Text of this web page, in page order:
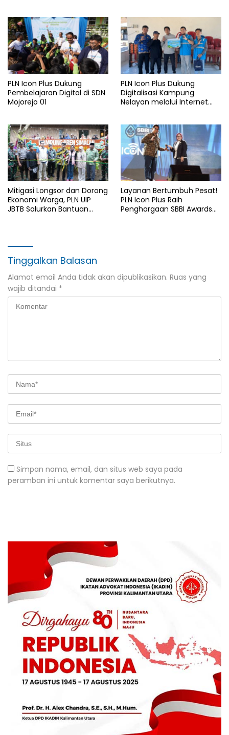
PLN Icon Plus Dukung
Pembelajaran Digital di SDN
Mojorejo 01
PLN Icon Plus Dukung
Digitalisasi Kampung
Nelayan melalui Internet
Mitigasi Longsor dan Dorong
Ekonomi Warga, PLN UIP
JBTB Salurkan Bantuan
Layanan Bertumbuh Pesat!
PLN Icon Plus Raih
Penghargaan SBBI Awards
Tinggalkan Balasan
Alamat email Anda tidak akan dipublikasikan. Ruas yang
wajib ditandai *
Simpan nama, email, dan situs web saya pada
peramban ini untuk komentar saya berikutnya.